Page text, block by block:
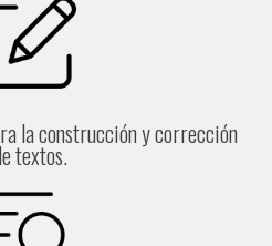
la construcción y corrección
textos.